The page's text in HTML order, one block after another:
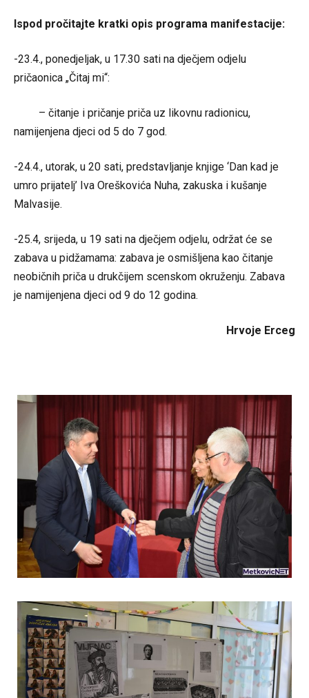
Ispod pročitajte kratki opis programa manifestacije:
-23.4., ponedjeljak, u 17.30 sati na dječjem odjelu
pričaonica „Čitaj mi“:
– čitanje i pričanje priča uz likovnu radionicu,
namijenjena djeci od 5 do 7 god.
-24.4., utorak, u 20 sati, predstavljanje knjige ‘Dan kad je
umro prijatelj’ Iva Oreškovića Nuha, zakuska i kušanje
Malvasije.
-25.4, srijeda, u 19 sati na dječjem odjelu, održat će se
zabava u pidžamama: zabava je osmišljena kao čitanje
neobičnih priča u drukčijem scenskom okruženju. Zabava
je namijenjena djeci od 9 do 12 godina.
Hrvoje Erceg